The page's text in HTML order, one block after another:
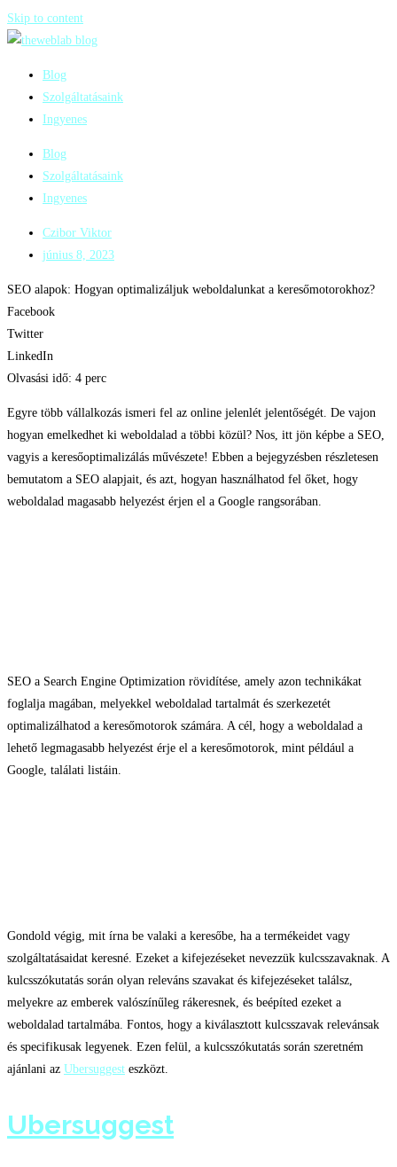
Skip to content
Blog
Szolgáltatásaink
Ingyenes
Blog
Szolgáltatásaink
Ingyenes
Czibor Viktor
június 8, 2023
SEO alapok: Hogyan optimalizáljuk weboldalunkat a keresőmotorokhoz?
Facebook
Twitter
LinkedIn
Olvasási idő: 4 perc
Egyre több vállalkozás ismeri fel az online jelenlét jelentőségét. De vajon
hogyan emelkedhet ki weboldalad a többi közül? Nos, itt jön képbe a SEO,
vagyis a keresőoptimalizálás művészete! Ebben a bejegyzésben részletesen
bemutatom a SEO alapjait, és azt, hogyan használhatod fel őket, hogy
weboldalad magasabb helyezést érjen el a Google rangsorában.
SEO a Search Engine Optimization rövidítése, amely azon technikákat
foglalja magában, melyekkel weboldalad tartalmát és szerkezetét
optimalizálhatod a keresőmotorok számára. A cél, hogy a weboldalad a
lehető legmagasabb helyezést érje el a keresőmotorok, mint például a
Google, találati listáin.
Gondold végig, mit írna be valaki a keresőbe, ha a termékeidet vagy
szolgáltatásaidat keresné. Ezeket a kifejezéseket nevezzük kulcsszavaknak. A
kulcsszókutatás során olyan releváns szavakat és kifejezéseket találsz,
melyekre az emberek valószínűleg rákeresnek, és beépíted ezeket a
weboldalad tartalmába. Fontos, hogy a kiválasztott kulcsszavak relevánsak
és specifikusak legyenek. Ezen felül, a kulcsszókutatás során szeretném
ajánlani az Ubersuggest eszközt.
Ubersuggest